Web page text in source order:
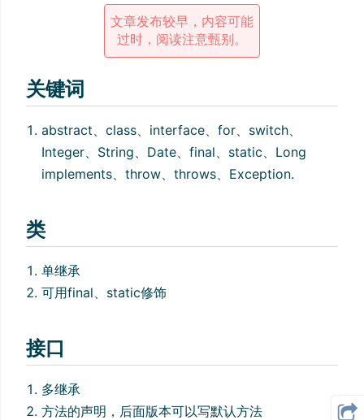
文章发布较早，内容可能
过时，阅读注意甄别。
关键词
abstract、class、interface、for、switch、
Integer、String、Date、final、static、Long
implements、throw、throws、Exception.
类
单继承
可用final、static修饰
接口
多继承
方法的声明，后面版本可以写默认方法